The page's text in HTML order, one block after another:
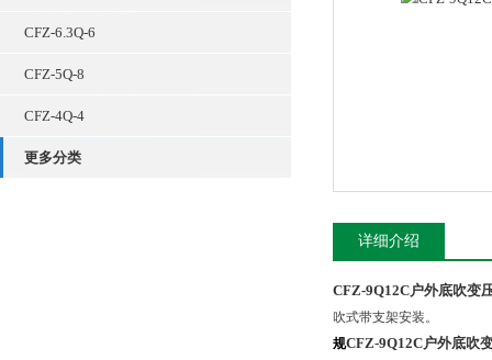
CFZ-6.3Q-6
CFZ-5Q-8
CFZ-4Q-4
更多分类
详细介绍
CFZ-9Q12C户外底吹变
吹式带支架安装。
规CFZ-9Q12C户外底吹